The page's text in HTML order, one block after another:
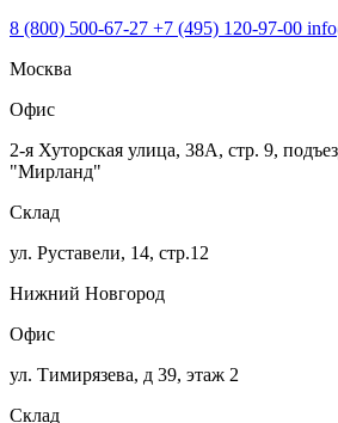
8 (800) 500-67-27 +7 (495) 120-97-00
Москва
Офис
2-я Хуторская улица, 38А, стр. 9,
"Мирланд"
Склад
ул. Руставели, 14, стр.12
Нижний Новгород
Офис
ул. Тимирязева, д 39, этаж 2
Склад